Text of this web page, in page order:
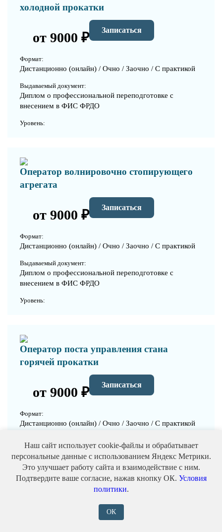
холодной прокатки
от 9000 ₽ Записаться
Формат:
Дистанционно (онлайн) / Очно / Заочно / С практикой
Выдаваемый документ:
Диплом о профессиональной переподготовке с
внесением в ФИС ФРДО
Уровень:
Оператор волнировочно стопирующего
агрегата
от 9000 ₽ Записаться
Формат:
Дистанционно (онлайн) / Очно / Заочно / С практикой
Выдаваемый документ:
Диплом о профессиональной переподготовке с
внесением в ФИС ФРДО
Уровень:
Оператор поста управления стана
горячей прокатки
от 9000 ₽ Записаться
Формат:
Дистанционно (онлайн) / Очно / Заочно / С практикой
Диплом о профессиональной переподготовке с
внесением в ФИС ФРДО
Уровень:
Наш сайт использует cookie-файлы и обрабатывает
персональные данные с использованием Яндекс Метрики.
Это улучшает работу сайта и взаимодействие с ним.
Подтвердите ваше согласие, нажав кнопку ОК. Условия
политики.
ОК